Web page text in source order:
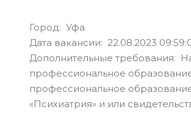
Город: Уфа
Дата вакансии: 22.08.2023
Дополнительные требования:
профессиональное
профессиональное
«Психиатрия» и или